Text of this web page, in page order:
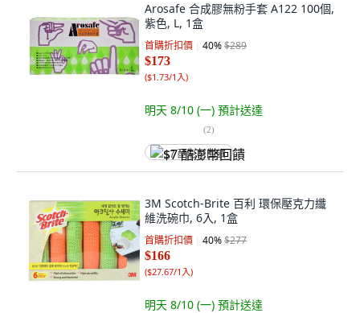
Arosafe 合成膠無粉手套 A122 100個,
紫色, L, 1盒
首購折扣價 40%$289
$173
($1.73/1入)
明天 8/10 (一) 預計送達
(2)
$7 酷澎幣回饋
3M Scotch-Brite 百利 環保壓克力纖
維洗碗巾, 6入, 1盒
首購折扣價 40%$277
$166
($27.67/1入)
明天 8/10 (一) 預計送達